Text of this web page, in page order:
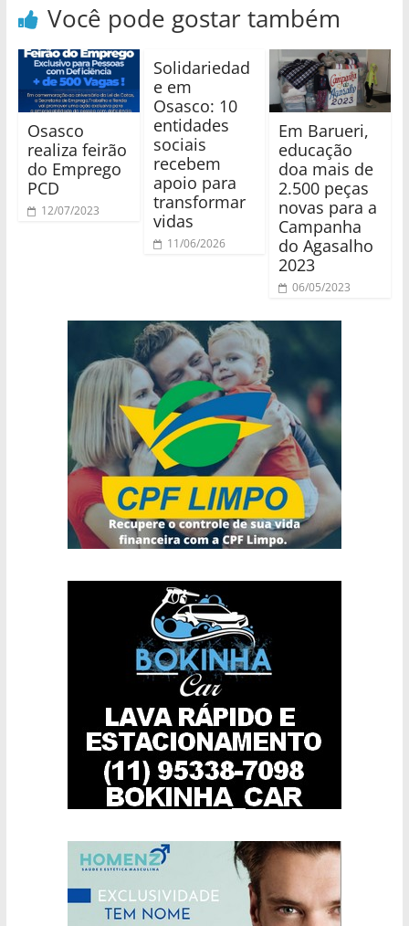
Você pode gostar também
Osasco
realiza feirão
do Emprego
PCD
12/07/2023
Solidariedad
e em
Osasco: 10
entidades
sociais
recebem
apoio para
transformar
vidas
11/06/2026
Em Barueri,
educação
doa mais de
2.500 peças
novas para a
Campanha
do Agasalho
2023
06/05/2023